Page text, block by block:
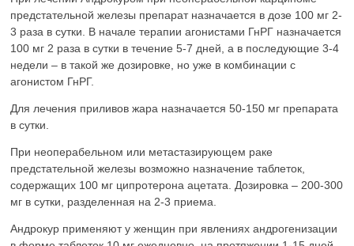
предстательной железы препарат назначается в дозе 100 мг 2-
3 раза в сутки. В начале терапии агонистами ГнРГ назначается
100 мг 2 раза в сутки в течение 5-7 дней, а в последующие 3-4
недели – в такой же дозировке, но уже в комбинации с
агонистом ГнРГ.
Для лечения приливов жара назначается 50-150 мг препарата
в сутки.
При неоперабельном или метастазирующем раке
предстательной железы возможно назначение таблеток,
содержащих 100 мг ципротерона ацетата. Дозировка – 200-300
мг в сутки, разделенная на 2-3 приема.
Андрокур применяют у женщин при явлениях андрогенизации